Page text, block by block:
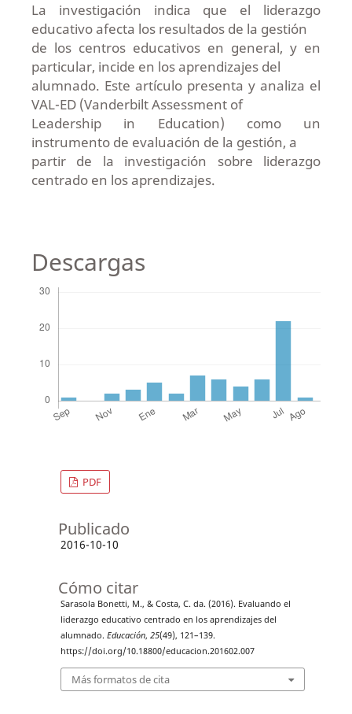
La investigación indica que el liderazgo
educativo afecta los resultados de la gestión
de los centros educativos en general, y en
particular, incide en los aprendizajes del
alumnado. Este artículo presenta y analiza el
VAL-ED (Vanderbilt Assessment of
Leadership in Education) como un
instrumento de evaluación de la gestión, a
partir de la investigación sobre liderazgo
centrado en los aprendizajes.
Descargas
PDF
Publicado
2016-10-10
Cómo citar
Sarasola Bonetti, M., & Costa, C. da. (2016). Evaluando el
liderazgo educativo centrado en los aprendizajes del
alumnado. Educación, 25(49), 121–139.
https://doi.org/10.18800/educacion.201602.007
Más formatos de cita